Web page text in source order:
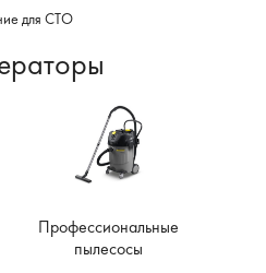
для СТО
Профессиональные
пылесосы